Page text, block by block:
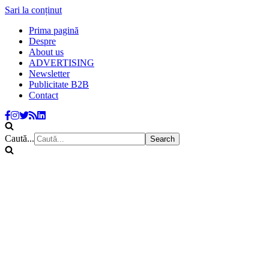
Sari la conținut
Prima pagină
Despre
About us
ADVERTISING
Newsletter
Publicitate B2B
Contact
Caută...